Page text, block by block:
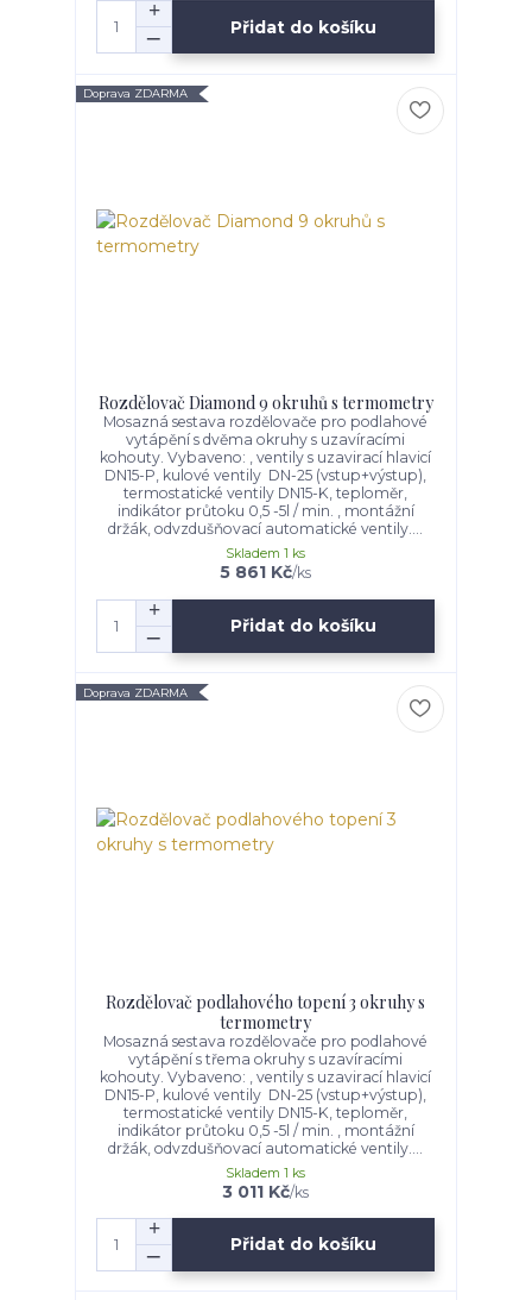
Přidat do košíku
Doprava ZDARMA
Rozdělovač Diamond 9 okruhů s termometry
Mosazná sestava rozdělovače pro podlahové
vytápění s dvěma okruhy s uzavíracími
kohouty. Vybaveno: , ventily s uzavirací hlavicí
DN15-P, kulové ventily DN-25 (vstup+výstup),
termostatické ventily DN15-K, teploměr,
indikátor průtoku 0,5 -5l / min. , montážní
držák, odvzdušňovací automatické ventily....
5 861 Kč/ks
Skladem 1 ks
Přidat do košíku
Doprava ZDARMA
Rozdělovač podlahového topení 3 okruhy s
termometry
Mosazná sestava rozdělovače pro podlahové
vytápění s třema okruhy s uzavíracími
kohouty. Vybaveno: , ventily s uzavirací hlavicí
DN15-P, kulové ventily DN-25 (vstup+výstup),
termostatické ventily DN15-K, teploměr,
indikátor průtoku 0,5 -5l / min. , montážní
držák, odvzdušňovací automatické ventily....
3 011 Kč/ks
Skladem 1 ks
Přidat do košíku